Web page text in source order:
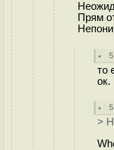
Прям
то
ок.
>